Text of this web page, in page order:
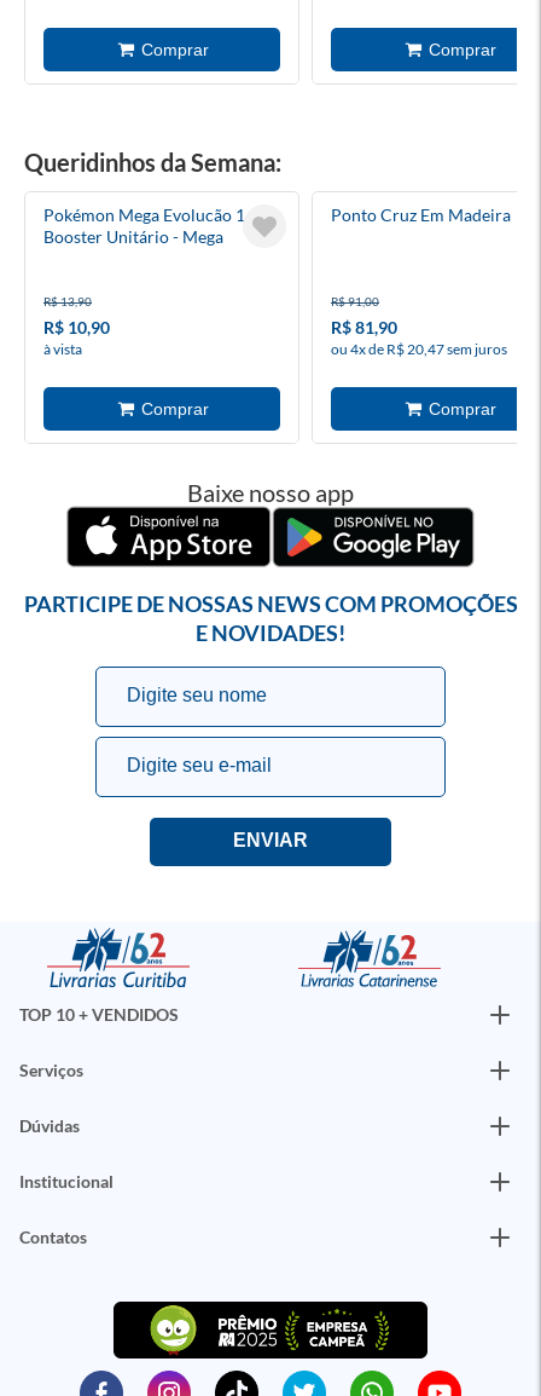
Queridinhos da Semana:
Pokémon Mega Evolucão 1 -
Booster Unitário - Mega
R$ 13,90
R$ 10,90
à vista
Ponto Cruz Em Madeira
R$ 91,00
R$ 81,90
ou 4x de R$ 20,47 sem juros
Baixe nosso app
PARTICIPE DE NOSSAS NEWS COM PROMOÇÕES
E NOVIDADES!
TOP 10 + VENDIDOS
Serviços
Dúvidas
Institucional
Contatos